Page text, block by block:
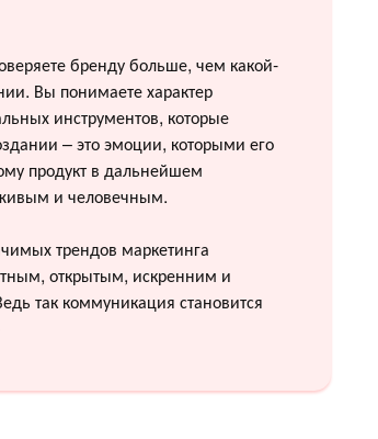
бренду больше, чем какой-
Вы понимаете характер
инструментов, которые
– это эмоции, которыми его
продукт в дальнейшем
и человечным.
трендов маркетинга
открытым, искренним и
так коммуникация становится